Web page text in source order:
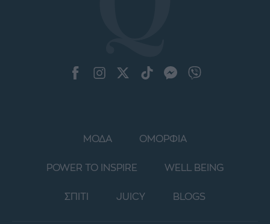
ΜΟΔΑ ΟΜΟΡΦΙΑ
POWER TO INSPIRE WELL BEING
ΣΠΙΤΙ JUICY BLOGS